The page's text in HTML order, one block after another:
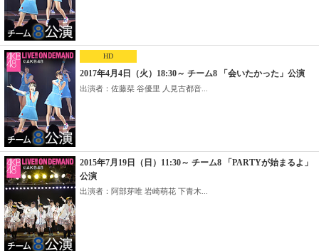
HD
2017年4月4日（火）18:30～ チーム8 「会いたかった」公演
出演者：佐藤栞 谷優里 人見古都音...
2015年7月19日（日）11:30～ チーム8 「PARTYが始まるよ」
公演
出演者：阿部芽唯 岩崎萌花 下青木...